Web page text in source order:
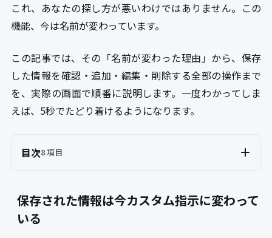
これ、あなたの探し方が悪いわけではありません。この
機能、今は名前が変わっています。
この記事では、その「名前が変わった理由」から、保存
した情報を確認・追加・編集・削除する全部の操作まで
を、実際の画面で順番に説明します。一度わかってしま
えば、5秒でたどり着けるようになります。
目次8 項目
保存された情報は今カスタム指示に変わって
いる